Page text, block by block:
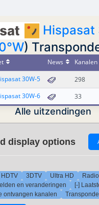
Hispasat
)
News Kanalen
30W-5 298
30W-6 33
Alle uitzendingen
display options
HDTV 3DTV Ultra HD
en veranderingen
[-]
ontvangen kanalen